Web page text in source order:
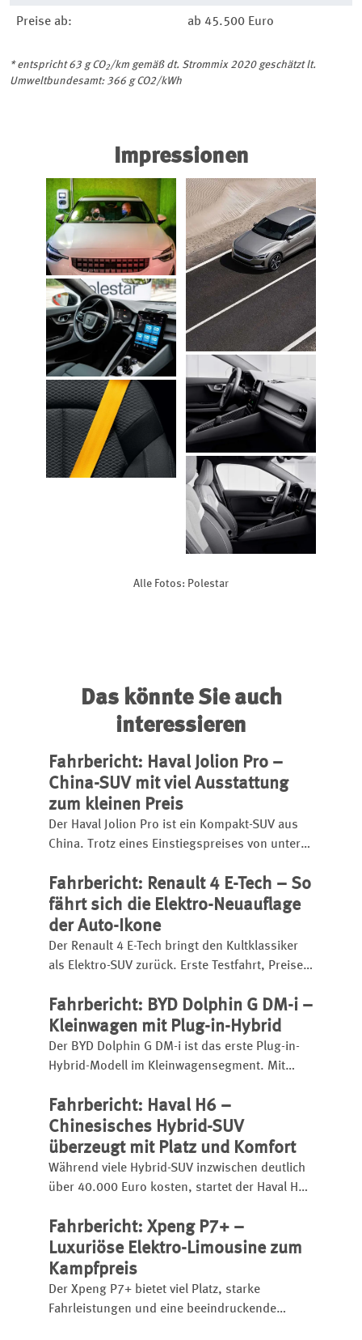
Preise ab: ab 45.500 Euro
* entspricht 63 g CO2/km gemäß dt. Strommix 2020 geschätzt lt.
Umweltbundesamt: 366 g CO2/kWh
Impressionen
Alle Fotos: Polestar
Das könnte Sie auch
interessieren
Fahrbericht: Haval Jolion Pro –
China-SUV mit viel Ausstattung
zum kleinen Preis
Der Haval Jolion Pro ist ein Kompakt-SUV aus
China. Trotz eines Einstiegspreises von unter
Ausstattung, einen kräftigen Turbobenziner
und eignet sich sogar für den
Anhängerbetrieb.
Fahrbericht: Renault 4 E-Tech – So
fährt sich die Elektro-Neuauflage
der Auto-Ikone
Der Renault 4 E-Tech bringt den Kultklassiker
als Elektro-SUV zurück. Erste Testfahrt, Preise,
Fahreindruck im Überblick.
Fahrbericht: BYD Dolphin G DM-i –
Kleinwagen mit Plug-in-Hybrid
Der BYD Dolphin G DM-i ist das erste Plug-in-
Hybrid-Modell im Kleinwagensegment. Mit
bis zu 105 Kilometer, insgesamt kann er bis zu
1.040 Kilometer weit kommen.
Fahrbericht: Haval H6 –
Chinesisches Hybrid-SUV
überzeugt mit Platz und Komfort
Während viele Hybrid-SUV inzwischen deutlich
über 40.000 Euro kosten, startet der Haval H6
Fahrbericht: Xpeng P7+ –
Luxuriöse Elektro-Limousine zum
Kampfpreis
Der Xpeng P7+ bietet viel Platz, starke
Fahrleistungen und eine beeindruckende